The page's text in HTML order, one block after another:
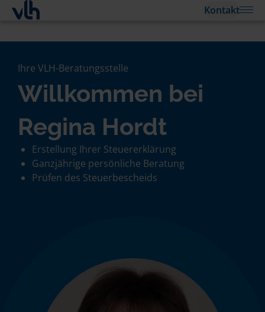
Kontakt
Ihre VLH-Beratungsstelle
Willkommen bei
Regina Hordt
Erstellung Ihrer Steuererklärung
Ganzjährige persönliche Beratung
Prüfen des Steuerbescheids